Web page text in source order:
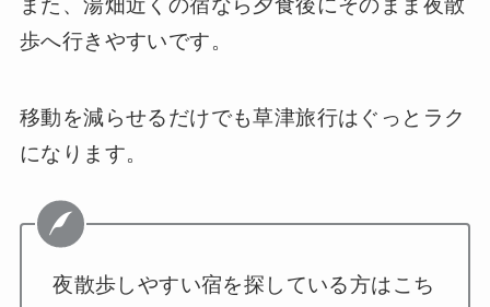
また、湯畑近くの宿なら夕食後にそのまま夜散
歩へ行きやすいです。
移動を減らせるだけでも草津旅行はぐっとラク
になります。
夜散歩しやすい宿を探している方はこち